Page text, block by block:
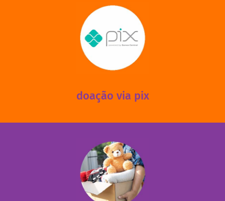
doação via pix
via PIX? Elas também são muito importantes para
mantermos nossas unidades em funcionamento!
saiba mais
Leopoldina – De segunda a sexta, das 8h30 às 11h30 e
das 13h30 às 17h30 (sextas até às 16h30).
fale conosco